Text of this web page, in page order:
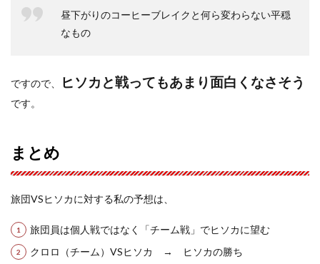
昼下がりのコーヒーブレイクと何ら変わらない平穏
なもの
ですので、 ヒソカと戦ってもあまり面白くなさそう
です。
まとめ
旅団VSヒソカに対する私の予想は、
旅団員は個人戦ではなく「チーム戦」でヒソカに望む
クロロ（チーム）VSヒソカ → ヒソカの勝ち